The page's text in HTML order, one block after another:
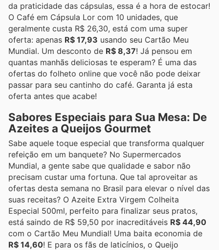
da praticidade das cápsulas, essa é a hora de estocar!
O Café em Cápsula Lor com 10 unidades, que
geralmente custa R$ 26,30, está com uma super
oferta: apenas R$ 17,93 usando seu Cartão Meu
Mundial. Um desconto de R$ 8,37! Já pensou em
quantas manhãs deliciosas te esperam? É uma das
ofertas do folheto online que você não pode deixar
passar para seu cantinho do café. Garanta já esta
oferta antes que acabe!
Sabores Especiais para Sua Mesa: De
Azeites a Queijos Gourmet
Sabe aquele toque especial que transforma qualquer
refeição em um banquete? No Supermercados
Mundial, a gente sabe que qualidade e sabor não
precisam custar uma fortuna. Que tal aproveitar as
ofertas desta semana no Brasil para elevar o nível das
suas receitas? O Azeite Extra Virgem Colheita
Especial 500ml, perfeito para finalizar seus pratos,
está saindo de R$ 59,50 por inacreditáveis R$ 44,90
com o Cartão Meu Mundial! Uma baita economia de
R$ 14,60! E para os fãs de laticínios, o Queijo